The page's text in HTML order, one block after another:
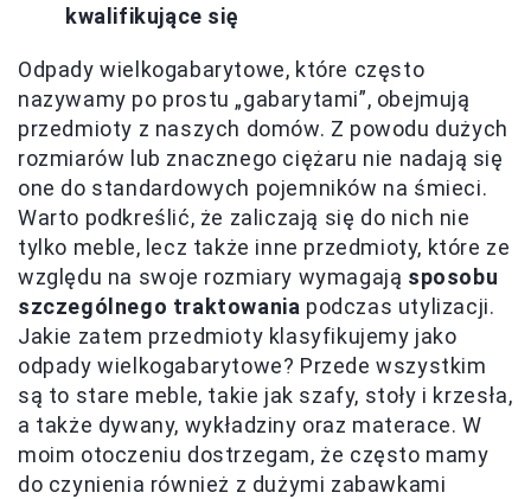
kwalifikujące się
Odpady wielkogabarytowe, które często
nazywamy po prostu „gabarytami”, obejmują
przedmioty z naszych domów. Z powodu dużych
rozmiarów lub znacznego ciężaru nie nadają się
one do standardowych pojemników na śmieci.
Warto podkreślić, że zaliczają się do nich nie
tylko meble, lecz także inne przedmioty, które ze
względu na swoje rozmiary wymagają sposobu
szczególnego traktowania podczas utylizacji.
Jakie zatem przedmioty klasyfikujemy jako
odpady wielkogabarytowe? Przede wszystkim
są to stare meble, takie jak szafy, stoły i krzesła,
a także dywany, wykładziny oraz materace. W
moim otoczeniu dostrzegam, że często mamy
do czynienia również z dużymi zabawkami